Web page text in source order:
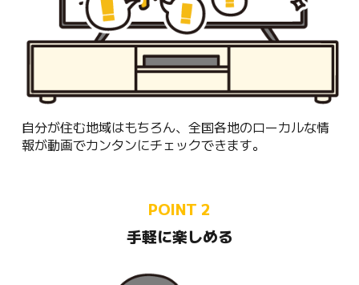
自分が住む地域はもちろん、全国各地のローカルな情
報が動画でカンタンにチェックできます。
POINT 2
手軽に楽しめる